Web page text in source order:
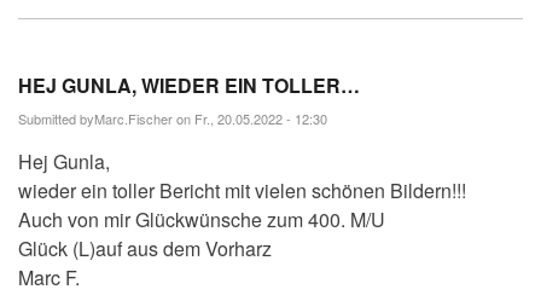
HEJ GUNLA, WIEDER EIN TOLLER…
Submitted byMarc.Fischeron Fr., 20.05.2022 - 12:30
Hej Gunla,
wieder ein toller Bericht mit vielen schönen Bildern!!!
Auch von mir Glückwünsche zum 400. M/U
Glück (L)auf aus dem Vorharz
Marc F.